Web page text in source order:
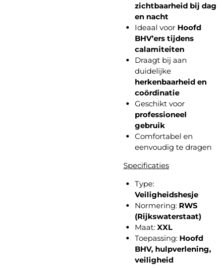
zichtbaarheid bij dag
en nacht
Ideaal voor Hoofd
BHV’ers tijdens
calamiteiten
Draagt bij aan
duidelijke
herkenbaarheid en
coördinatie
Geschikt voor
professioneel
gebruik
Comfortabel en
eenvoudig te dragen
Specificaties
Type:
Veiligheidshesje
Normering: RWS
(Rijkswaterstaat)
Maat: XXL
Toepassing: Hoofd
BHV, hulpverlening,
veiligheid